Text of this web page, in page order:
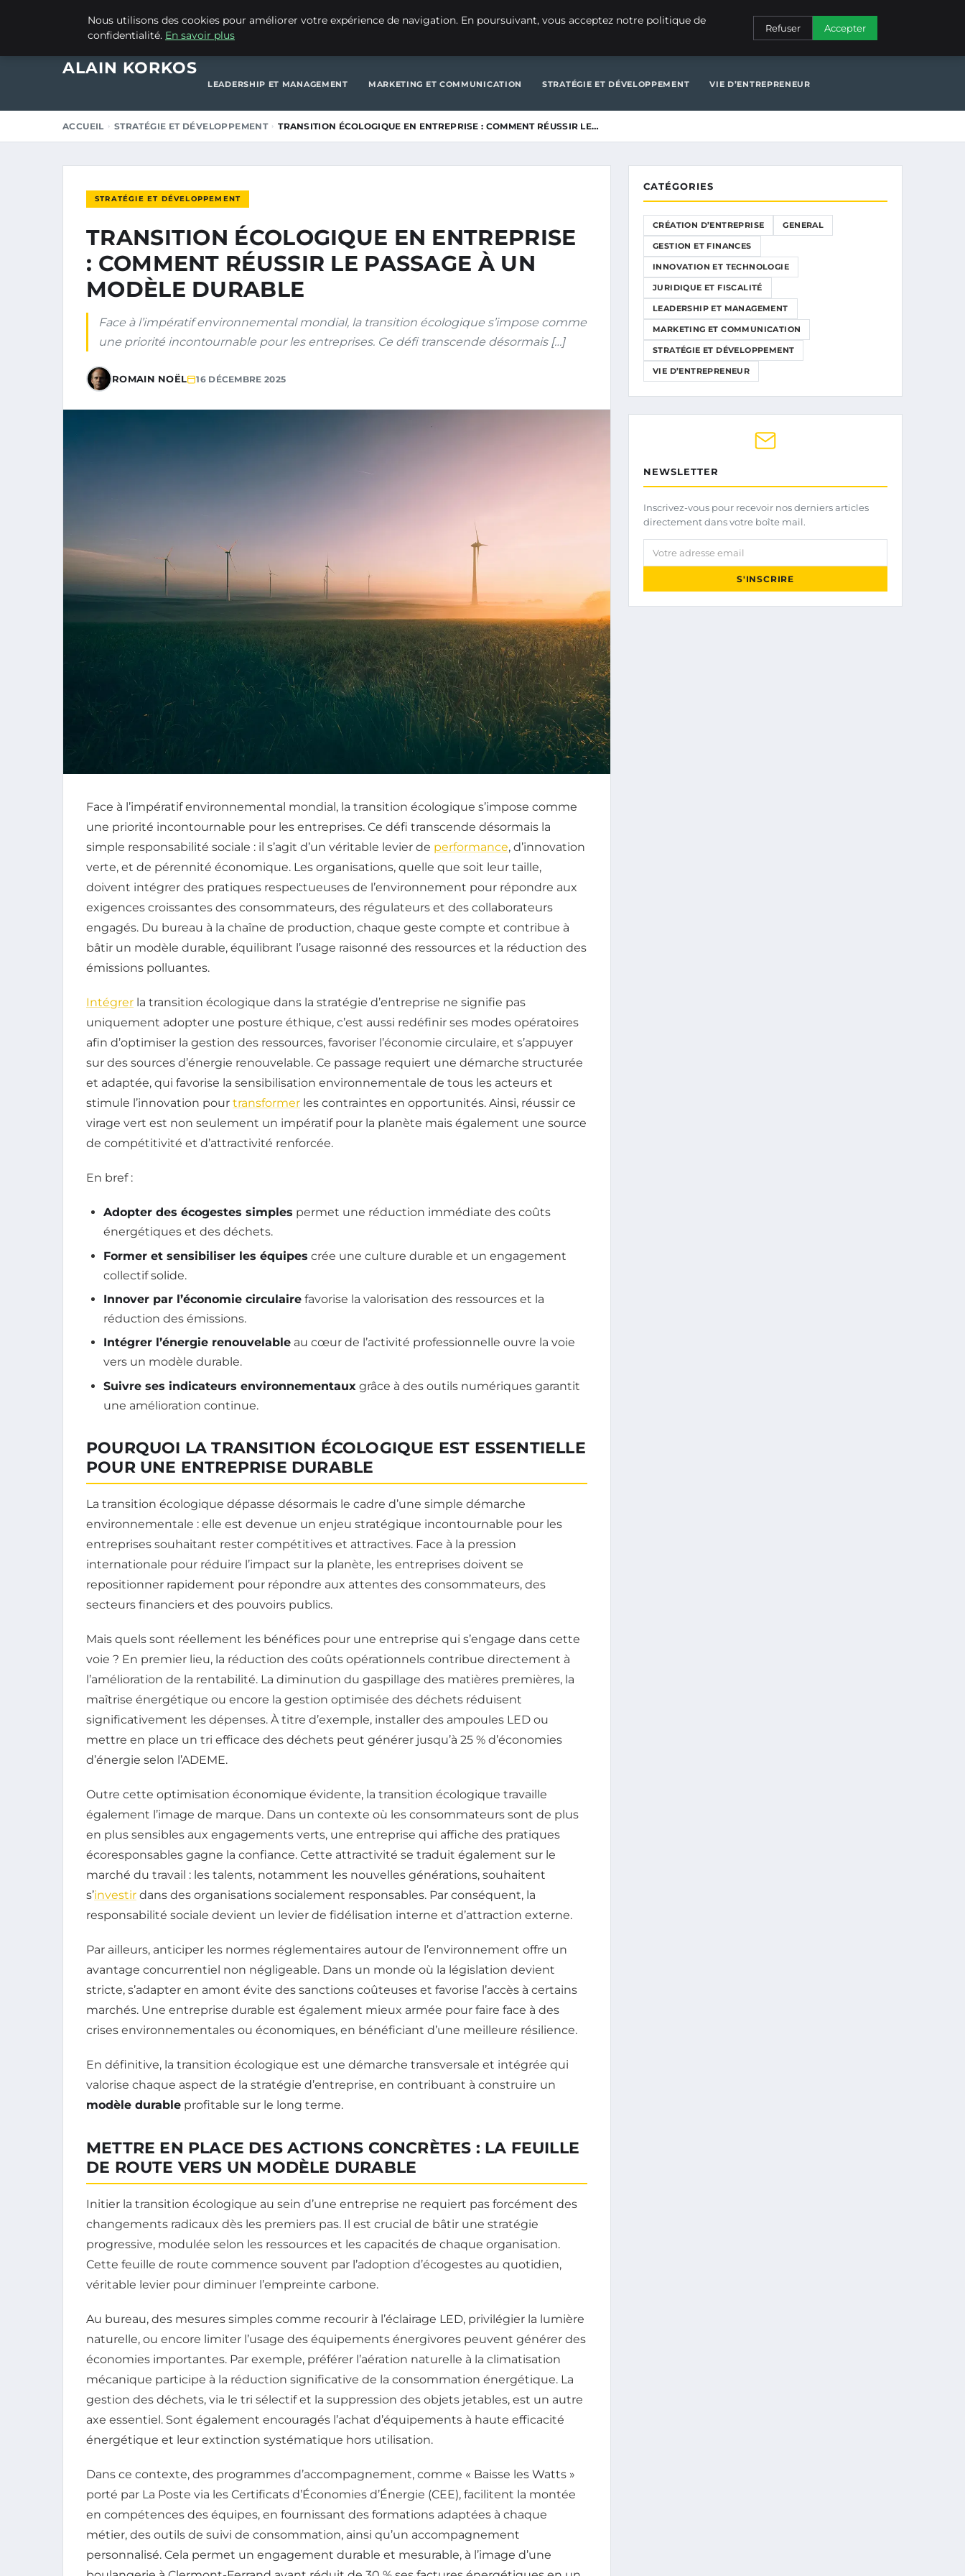
ALAIN KORKOS
LEADERSHIP ET MANAGEMENT MARKETING ET COMMUNICATION STRATÉGIE ET DÉVELOPPEMENT VIE D’ENTREPRENEUR
ACCUEIL STRATÉGIE ET DÉVELOPPEMENT TRANSITION ÉCOLOGIQUE EN ENTREPRISE : COMMENT RÉUSSIR LE…
STRATÉGIE ET DÉVELOPPEMENT
TRANSITION ÉCOLOGIQUE EN ENTREPRISE
: COMMENT RÉUSSIR LE PASSAGE À UN
MODÈLE DURABLE
Face à l’impératif environnemental mondial, la transition écologique s’impose comme
une priorité incontournable pour les entreprises. Ce défi transcende désormais […]
ROMAIN NOËL 16 DÉCEMBRE 2025
Face à l’impératif environnemental mondial, la transition écologique s’impose comme
une priorité incontournable pour les entreprises. Ce défi transcende désormais la
simple responsabilité sociale : il s’agit d’un véritable levier de performance, d’innovation
verte, et de pérennité économique. Les organisations, quelle que soit leur taille,
doivent intégrer des pratiques respectueuses de l’environnement pour répondre aux
exigences croissantes des consommateurs, des régulateurs et des collaborateurs
engagés. Du bureau à la chaîne de production, chaque geste compte et contribue à
bâtir un modèle durable, équilibrant l’usage raisonné des ressources et la réduction des
émissions polluantes.
Intégrer la transition écologique dans la stratégie d’entreprise ne signifie pas
uniquement adopter une posture éthique, c’est aussi redéfinir ses modes opératoires
afin d’optimiser la gestion des ressources, favoriser l’économie circulaire, et s’appuyer
sur des sources d’énergie renouvelable. Ce passage requiert une démarche structurée
et adaptée, qui favorise la sensibilisation environnementale de tous les acteurs et
stimule l’innovation pour transformer les contraintes en opportunités. Ainsi, réussir ce
virage vert est non seulement un impératif pour la planète mais également une source
de compétitivité et d’attractivité renforcée.
En bref :
Adopter des écogestes simples permet une réduction immédiate des coûts
énergétiques et des déchets.
Former et sensibiliser les équipes crée une culture durable et un engagement
collectif solide.
Innover par l’économie circulaire favorise la valorisation des ressources et la
réduction des émissions.
Intégrer l’énergie renouvelable au cœur de l’activité professionnelle ouvre la voie
vers un modèle durable.
Suivre ses indicateurs environnementaux grâce à des outils numériques garantit
une amélioration continue.
POURQUOI LA TRANSITION ÉCOLOGIQUE EST ESSENTIELLE
POUR UNE ENTREPRISE DURABLE
La transition écologique dépasse désormais le cadre d’une simple démarche
environnementale : elle est devenue un enjeu stratégique incontournable pour les
entreprises souhaitant rester compétitives et attractives. Face à la pression
internationale pour réduire l’impact sur la planète, les entreprises doivent se
repositionner rapidement pour répondre aux attentes des consommateurs, des
secteurs financiers et des pouvoirs publics.
Mais quels sont réellement les bénéfices pour une entreprise qui s’engage dans cette
voie ? En premier lieu, la réduction des coûts opérationnels contribue directement à
l’amélioration de la rentabilité. La diminution du gaspillage des matières premières, la
maîtrise énergétique ou encore la gestion optimisée des déchets réduisent
significativement les dépenses. À titre d’exemple, installer des ampoules LED ou
mettre en place un tri efficace des déchets peut générer jusqu’à 25 % d’économies
d’énergie selon l’ADEME.
Outre cette optimisation économique évidente, la transition écologique travaille
également l’image de marque. Dans un contexte où les consommateurs sont de plus
en plus sensibles aux engagements verts, une entreprise qui affiche des pratiques
écoresponsables gagne la confiance. Cette attractivité se traduit également sur le
marché du travail : les talents, notamment les nouvelles générations, souhaitent
s’investir dans des organisations socialement responsables. Par conséquent, la
responsabilité sociale devient un levier de fidélisation interne et d’attraction externe.
Par ailleurs, anticiper les normes réglementaires autour de l’environnement offre un
avantage concurrentiel non négligeable. Dans un monde où la législation devient
stricte, s’adapter en amont évite des sanctions coûteuses et favorise l’accès à certains
marchés. Une entreprise durable est également mieux armée pour faire face à des
crises environnementales ou économiques, en bénéficiant d’une meilleure résilience.
En définitive, la transition écologique est une démarche transversale et intégrée qui
valorise chaque aspect de la stratégie d’entreprise, en contribuant à construire un
modèle durable profitable sur le long terme.
METTRE EN PLACE DES ACTIONS CONCRÈTES : LA FEUILLE
DE ROUTE VERS UN MODÈLE DURABLE
Initier la transition écologique au sein d’une entreprise ne requiert pas forcément des
changements radicaux dès les premiers pas. Il est crucial de bâtir une stratégie
progressive, modulée selon les ressources et les capacités de chaque organisation.
Cette feuille de route commence souvent par l’adoption d’écogestes au quotidien,
véritable levier pour diminuer l’empreinte carbone.
Au bureau, des mesures simples comme recourir à l’éclairage LED, privilégier la lumière
naturelle, ou encore limiter l’usage des équipements énergivores peuvent générer des
économies importantes. Par exemple, préférer l’aération naturelle à la climatisation
mécanique participe à la réduction significative de la consommation énergétique. La
gestion des déchets, via le tri sélectif et la suppression des objets jetables, est un autre
axe essentiel. Sont également encouragés l’achat d’équipements à haute efficacité
énergétique et leur extinction systématique hors utilisation.
Dans ce contexte, des programmes d’accompagnement, comme « Baisse les Watts »
porté par La Poste via les Certificats d’Économies d’Énergie (CEE), facilitent la montée
en compétences des équipes, en fournissant des formations adaptées à chaque
métier, des outils de suivi de consommation, ainsi qu’un accompagnement
personnalisé. Cela permet un engagement durable et mesurable, à l’image d’une
CATÉGORIES
CRÉATION D’ENTREPRISE GENERAL
GESTION ET FINANCES
INNOVATION ET TECHNOLOGIE
JURIDIQUE ET FISCALITÉ
LEADERSHIP ET MANAGEMENT
MARKETING ET COMMUNICATION
STRATÉGIE ET DÉVELOPPEMENT
VIE D’ENTREPRENEUR
NEWSLETTER
Inscrivez-vous pour recevoir nos derniers articles
directement dans votre boîte mail.
Votre adresse email
S'INSCRIRE
Nous utilisons des cookies pour améliorer votre expérience de navigation. En poursuivant, vous acceptez notre politique de
confidentialité. En savoir plus
Refuser Accepter